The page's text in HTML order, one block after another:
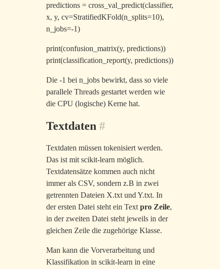
predictions = cross_val_predict(classifier,
x, y, cv=StratifiedKFold(n_splits=10),
n_jobs=-1)
print(confusion_matrix(y, predictions))
print(classification_report(y, predictions))
Die -1 bei n_jobs bewirkt, dass so viele
parallele Threads gestartet werden wie
die CPU (logische) Kerne hat.
Textdaten #
Textdaten müssen tokenisiert werden.
Das ist mit scikit-learn möglich.
Textdatensätze kommen auch nicht
immer als CSV, sondern z.B in zwei
getrennten Dateien X.txt und Y.txt. In
der ersten Datei steht ein Textpro Zeile,
in der zweiten Datei steht jeweils in der
gleichen Zeile die zugehörige Klasse.
Man kann die Vorverarbeitung und
Klassifikation in scikit-learn in eine